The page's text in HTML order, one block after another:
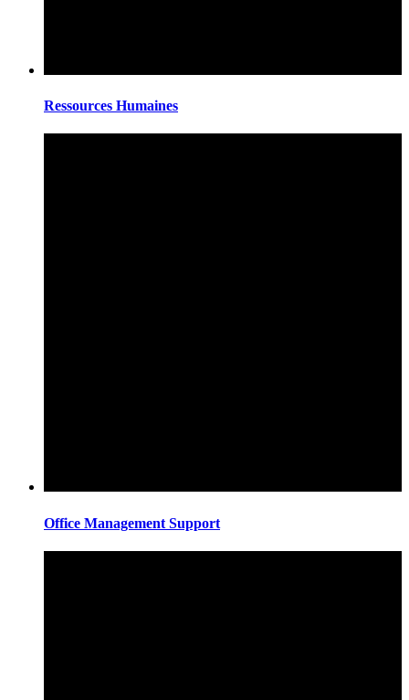
Ressources Humaines
Office Management Support